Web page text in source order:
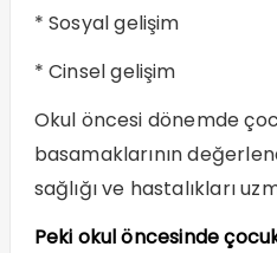
* Sosyal gelişim
* Cinsel gelişim
Okul öncesi dönemde
basamaklarının
sağlığı ve hastalıkları
Peki okul öncesinde